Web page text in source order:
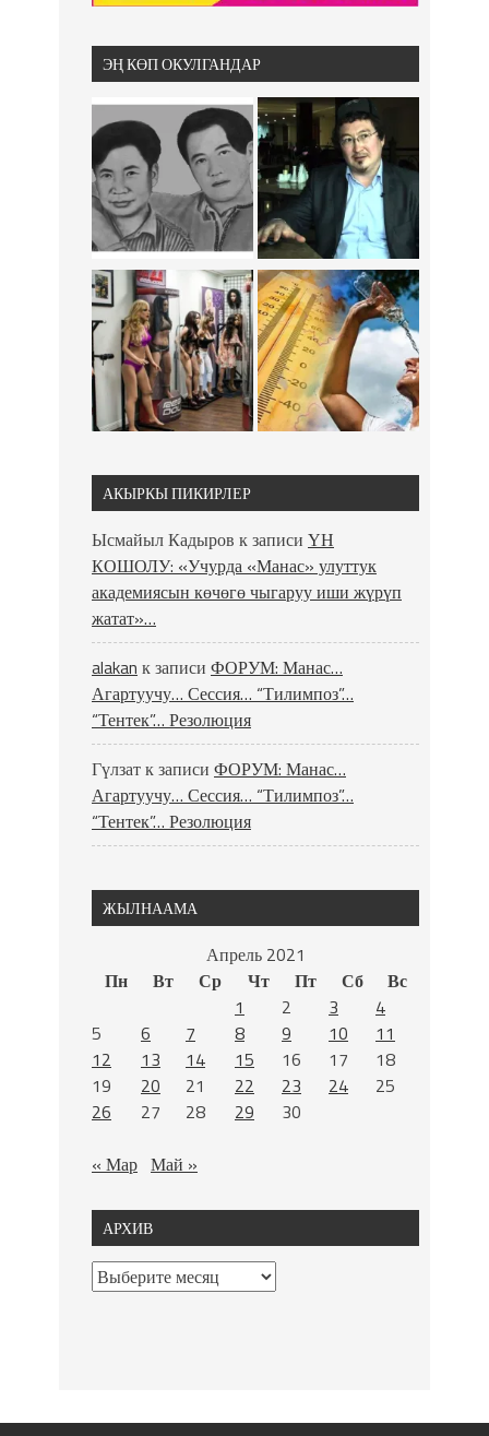
ЭҢ КӨП ОКУЛГАНДАР
АКЫРКЫ ПИКИРЛЕР
Ысмайыл Кадыров к записи ҮН
КОШОЛУ: «Учурда «Манас» улуттук
академиясын көчөгө чыгаруу иши жүрүп
жатат»…
alakan к записи ФОРУМ: Манас…
Агартуучу… Сессия… “Тилимпоз”…
“Тентек”… Резолюция
Гүлзатк записи ФОРУМ: Манас…
Агартуучу… Сессия… “Тилимпоз”…
“Тентек”… Резолюция
ЖЫЛНААМА
Апрель 2021
Пн
Вт Ср Чт Пт Сб
Вс
1
2 3
4
5
6 7 8 9 10
11
12
13 14 15 16 17
18
19
20 21 22 23 24
25
26
27 28 29
30
« Мар Май »
АРХИВ